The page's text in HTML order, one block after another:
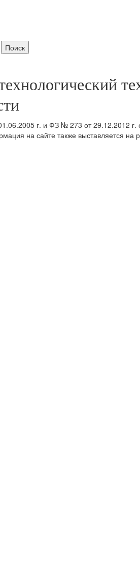
Поиск
г. и ФЗ № 273 от 29.12.2012 г.
на сайте также выставляется на